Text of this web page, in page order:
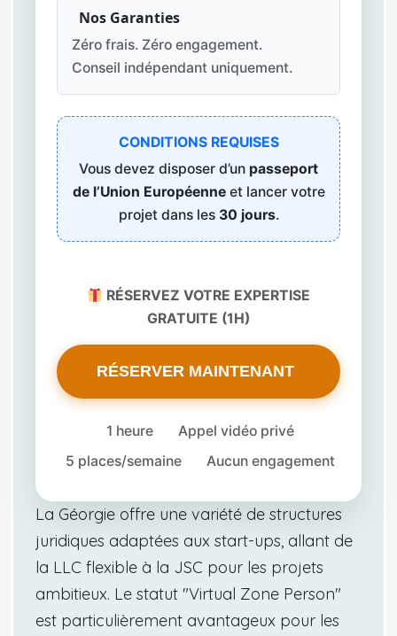
Nos Garanties
Zéro frais. Zéro engagement.
Conseil indépendant uniquement.
CONDITIONS REQUISES
Vous devez disposer d’un passeport
de l’Union Européenneet lancer votre
projet dans les 30 jours.
RÉSERVEZ VOTRE EXPERTISE
GRATUITE (1H)
RÉSERVER MAINTENANT
1 heure
Appel vidéo privé
5 places/semaine
Aucun engagement
La Géorgie offre une variété de structures
juridiques adaptées aux start-ups, allant de
la LLC flexible à la JSC pour les projets
ambitieux. Le statut "Virtual Zone Person"
est particulièrement avantageux pour les